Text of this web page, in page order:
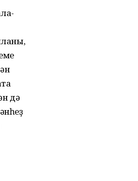
дә